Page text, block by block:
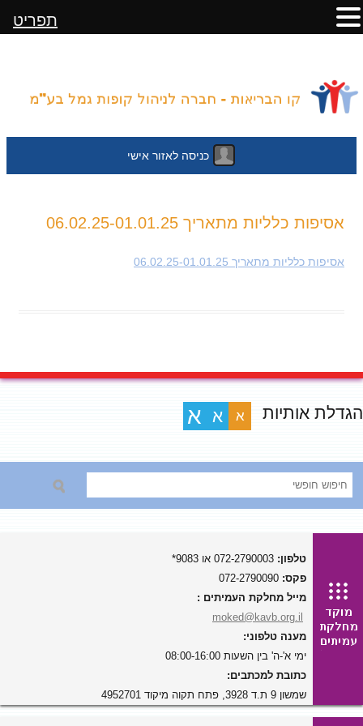
כניסה לאזור אישי
לתוכן אסיפות כלליות מתאריך 06.02.25-01.01.25
אסיפות כלליות מתאריך 06.02.25-01.01.25
הגדלת אותיות א א א
טלפון:
פקס:
מייל מחלקת העמיתים :
moked@kavb.org.il
מענה טלפוני:
ימי א'-ה' בין השעות 08:00-16:00
כתובת למכתבים:
שמשון 9 ת.ד 3928, פתח תקוה מיקוד 4952701
תפריט